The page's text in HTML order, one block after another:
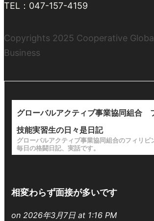
TEL：047-157-4159
Copyrights 2025 Cooperative
Business
グローバルアクティブ事業協同組合
技能実習生の日々是日記
グローバルアクティブ事業協同組合のフィリピ
毎日の格闘日記、実話です。
相変わらず面接が多いです
on 2026年3月7日 at 1:16 PM